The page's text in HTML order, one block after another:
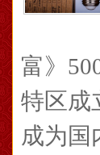
富》
特区成
成为国